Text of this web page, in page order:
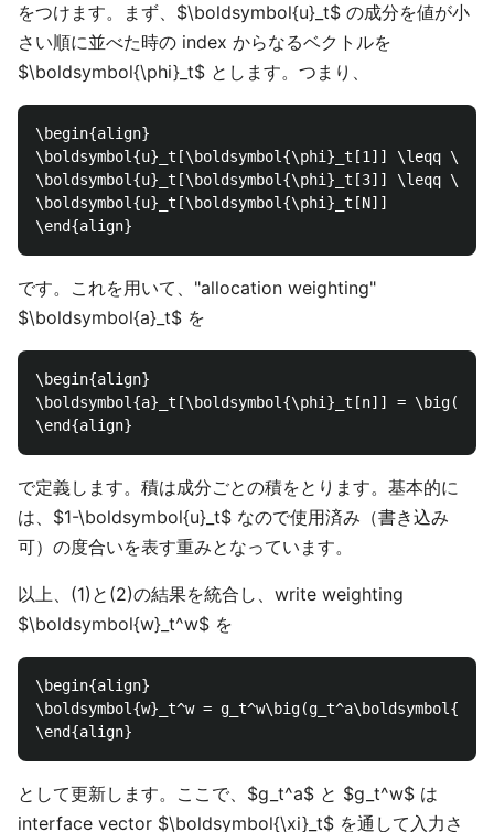
をつけます。まず、$\boldsymbol{u}_t$ の成分を値が小
さい順に並べた時の index からなるベクトルを
$\boldsymbol{\phi}_t$ とします。つまり、
\begin{align}
\boldsymbol{u}_t[\boldsymbol{\phi}_t[1]] \leqq
\boldsymbol{u}_t[\boldsymbol{\phi}_t[3]] \leqq
\boldsymbol{u}_t[\boldsymbol{\phi}_t[N]]
です。これを用いて、"allocation weighting"
$\boldsymbol{a}_t$ を
\begin{align}
\boldsymbol{a}_t[\boldsymbol{\phi}_t[n]] = \big(1-
で定義します。積は成分ごとの積をとります。基本的に
は、$1-\boldsymbol{u}_t$ なので使用済み（書き込み
可）の度合いを表す重みとなっています。
以上、(1)と(2)の結果を統合し、write weighting
$\boldsymbol{w}_t^w$ を
\begin{align}
\boldsymbol{w}_t^w =
として更新します。ここで、$g_t^a$ と $g_t^w$ は
interface vector $\boldsymbol{\xi}_t$ を通して入力さ